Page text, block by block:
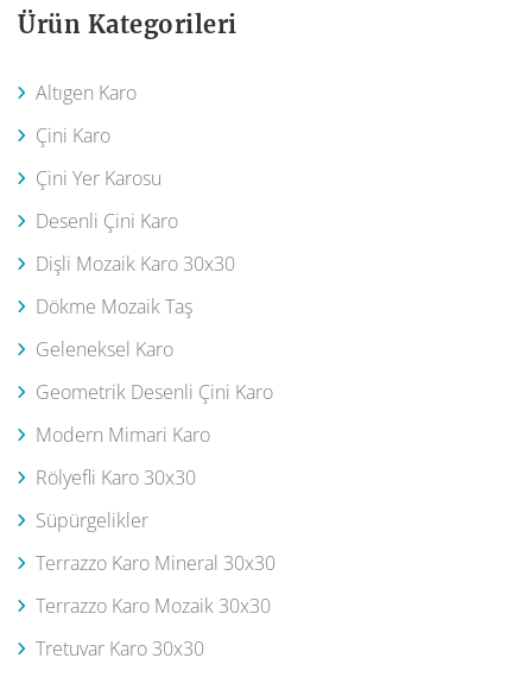
Ürün Kategorileri
Altıgen Karo
Çini Karo
Çini Yer Karosu
Desenli Çini Karo
Dişli Mozaik Karo 30x30
Dökme Mozaik Taş
Geleneksel Karo
Geometrik Desenli Çini Karo
Modern Mimari Karo
Rölyefli Karo 30x30
Süpürgelikler
Terrazzo Karo Mineral 30x30
Terrazzo Karo Mozaik 30x30
Tretuvar Karo 30x30